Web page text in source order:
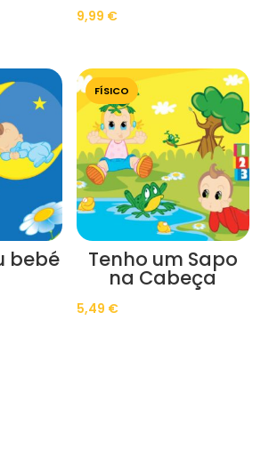
9,99 €
bebé
FÍSICO
Tenho um Sapo
na Cabeça
5,49 €